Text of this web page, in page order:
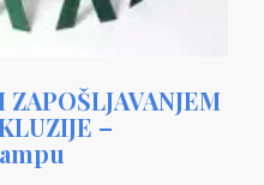
ZAPOŠLJAVANJEM
–